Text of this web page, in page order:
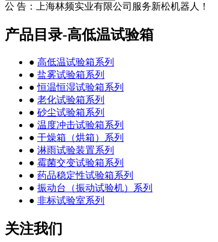
公 告： 上海林频实业有限公司服务新松机器人！
产品目录-高低温试验箱
● 高低温试验箱系列
● 盐雾试验箱系列
●恒温恒湿试验箱系列
● 老化试验箱系列
● 砂尘试验箱系列
● 温度冲击试验箱系列
● 干燥箱（烘箱）系列
● 淋雨试验装置系列
● 霉菌交变试验箱系列
● 药品稳定性试验箱系列
● 振动台（振动试验机）系列
● 非标试验室系列
关注我们